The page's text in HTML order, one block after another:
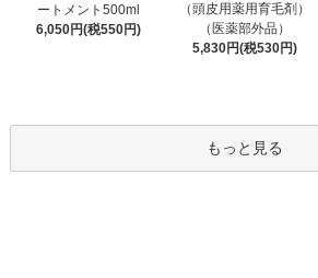
ートメント500ml
6,050円(税550円)
（頭皮用薬用育毛剤）
（医薬部外品）
5,830円(税530円)
もっと見る